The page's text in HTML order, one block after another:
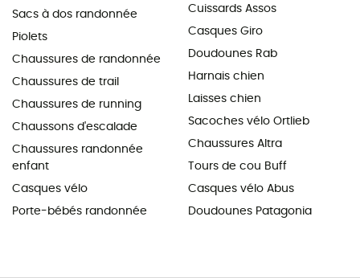
Sacs à dos randonnée
Piolets
Chaussures de randonnée
Chaussures de trail
Chaussures de running
Chaussons d'escalade
Chaussures randonnée
enfant
Casques vélo
Porte-bébés randonnée
Cuissards Assos
Casques Giro
Doudounes Rab
Harnais chien
Laisses chien
Sacoches vélo Ortlieb
Chaussures Altra
Tours de cou Buff
Casques vélo Abus
Doudounes Patagonia